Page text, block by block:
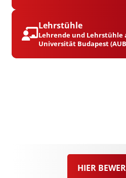
Lehrstühle
Lehrende und Lehrstühle
Universität Budapest
HIER